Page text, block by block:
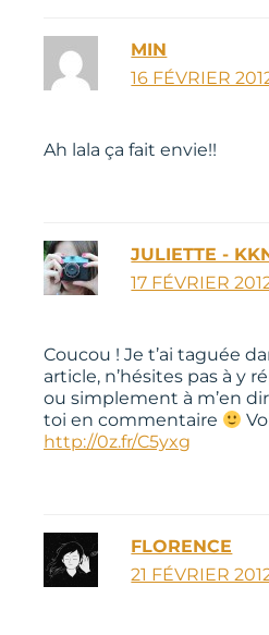
MIN
16 FÉVRIER
Ah lala ça fait envie!!
JULIETTE -
17 FÉVRIER
Coucou ! Je t’ai taguée
article, n’hésites pas à y
ou simplement à m’en
toi en commentaire
http://0z.fr/C5yxg
FLORENCE
21 FÉVRIER